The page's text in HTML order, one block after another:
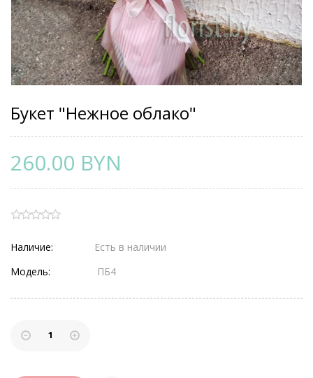
Букет "Нежное облако"
260.00 BYN
Наличие:
Есть в наличии
Модель:
ПБ4